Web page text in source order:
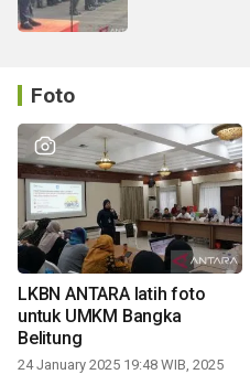
Foto
LKBN ANTARA latih foto
untuk UMKM Bangka
Belitung
24 January 2025 19:48 WIB, 2025